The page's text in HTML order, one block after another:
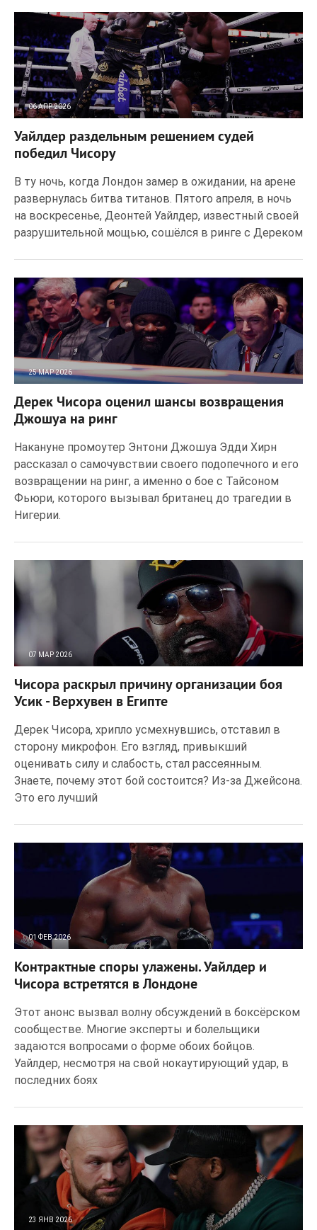
06 АПР 2026
Уайлдер раздельным решением судей
победил Чисору
В ту ночь, когда Лондон замер в ожидании, на арене
развернулась битва титанов. Пятого апреля, в ночь
на воскресенье, Деонтей Уайлдер, известный своей
разрушительной мощью, сошёлся в ринге с Дереком
25 МАР 2026
Дерек Чисора оценил шансы возвращения
Джошуа на ринг
Накануне промоутер Энтони Джошуа Эдди Хирн
рассказал о самочувствии своего подопечного и его
возвращении на ринг, а именно о бое с Тайсоном
Фьюри, которого вызывал британец до трагедии в
Нигерии.
07 МАР 2026
Чисора раскрыл причину организации боя
Усик - Верхувен в Египте
Дерек Чисора, хрипло усмехнувшись, отставил в
сторону микрофон. Его взгляд, привыкший
оценивать силу и слабость, стал рассеянным.
Знаете, почему этот бой состоится? Из-за Джейсона.
Это его лучший
01 ФЕВ 2026
Контрактные споры улажены. Уайлдер и
Чисора встретятся в Лондоне
Этот анонс вызвал волну обсуждений в боксёрском
сообществе. Многие эксперты и болельщики
задаются вопросами о форме обоих бойцов.
Уайлдер, несмотря на свой нокаутирующий удар, в
последних боях
23 ЯНВ 2026